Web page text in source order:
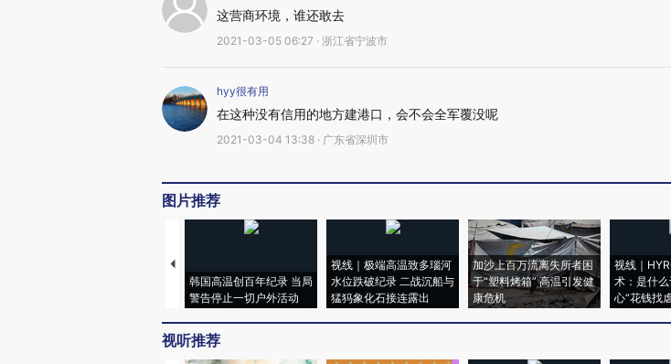
这营商环境，谁还敢去
2021-03-05 06:27 · 浙江省宁波市
hyy很有用
在这种没有信用的地方建港口，会不会全军覆没呢
2021-03-04 13:38 · 广东省深圳市
图片推荐
韩国高温创百年纪录 当局
警告停止一切户外活动
视线｜极端高温致多瑙河
水位跌破纪录 二战沉船与
猛犸象化石接连露出
加沙上百万流离失所者困
于“塑料烤箱” 高温引发健
康危机
视线｜
术：是什
心“花钱找
视听推荐